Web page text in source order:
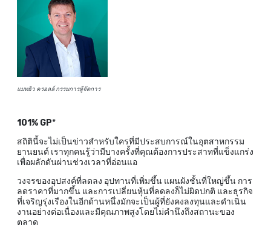
แมทธิว ครอลล์ กรรมการผู้จัดการ
101% GP*
สถิตินี้จะไม่เป็นข่าวสำหรับใครที่มีประสบการณ์ในอุตสาหกรรม
ยานยนต์ เราทุกคนรู้ว่ามีบางครั้งที่คุณต้องการประสาทที่แข็งแกร่ง
เพื่อผลักดันผ่านช่วงเวลาที่อ่อนแอ
วงจรของอุปสงค์ที่ลดลง อุปทานที่เพิ่มขึ้น แผนผังชั้นที่ใหญ่ขึ้น การ
ลดราคาที่มากขึ้น และการเปลี่ยนหุ้นที่ลดลงก็ไม่ผิดปกติ และธุรกิจ
ที่เจริญรุ่งเรืองในอีกด้านหนึ่งมักจะเป็นผู้ที่ยังคงลงทุนและดำเนิน
งานอย่างต่อเนื่องและมีคุณภาพสูงโดยไม่คำนึงถึงสถานะของ
ตลาด